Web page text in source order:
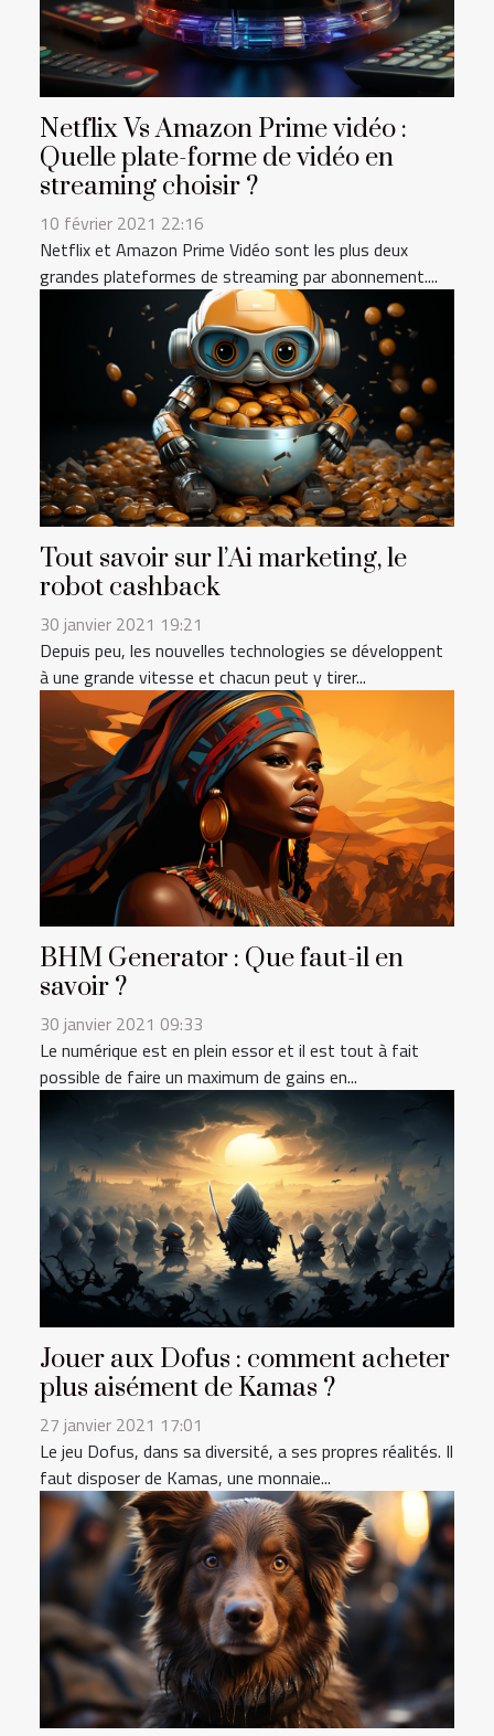
Netflix Vs Amazon Prime vidéo :
Quelle plate-forme de vidéo en
streaming choisir ?
10 février 2021 22:16
Netflix et Amazon Prime Vidéo sont les plus deux
grandes plateformes de streaming par abonnement....
Tout savoir sur l’Ai marketing, le
robot cashback
30 janvier 2021 19:21
Depuis peu, les nouvelles technologies se développent
à une grande vitesse et chacun peut y tirer...
BHM Generator : Que faut-il en
savoir ?
30 janvier 2021 09:33
Le numérique est en plein essor et il est tout à fait
possible de faire un maximum de gains en...
Jouer aux Dofus : comment acheter
plus aisément de Kamas ?
27 janvier 2021 17:01
Le jeu Dofus, dans sa diversité, a ses propres réalités. Il
faut disposer de Kamas, une monnaie...